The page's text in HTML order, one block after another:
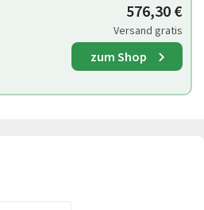
576,30 €
Versand gratis
zum Shop